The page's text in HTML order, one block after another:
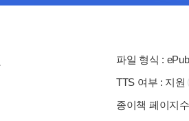
파일 형식 :
TTS 여부 : 지원
종이책 페이지